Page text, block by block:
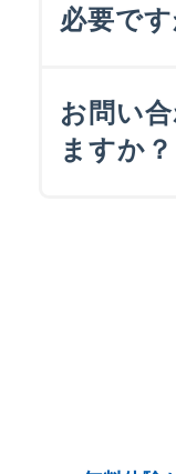
必要です
奉行シリ
について
お問い
ますか？